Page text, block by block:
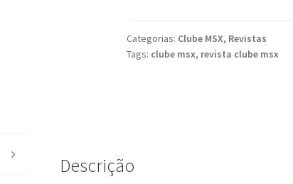
19
(Inglês)
Categorias: Clube MSX, Revistas
Tags: clube msx, revista clube msx
Descrição